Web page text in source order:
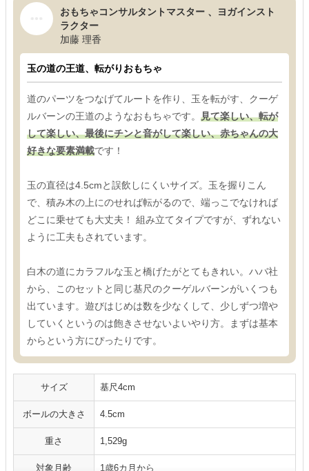
おもちゃコンサルタントマスター 、ヨガインスト
ラクター
加藤 理香
玉の道の王道、転がりおもちゃ
道のパーツをつなげてルートを作り、玉を転がす、クーゲ
ルバーンの王道のようなおもちゃです。 見て楽しい、転が
して楽しい、最後にチンと音がして楽しい、赤ちゃんの大
好きな要素満載です！
玉の直径は4.5cmと誤飲しにくいサイズ。玉を握りこん
で、積み木の上にのせれば転がるので、端っこでなければ
どこに乗せても大丈夫！ 組み立てタイプですが、ずれない
ように工夫もされています。
白木の道にカラフルな玉と橋げたがとてもきれい。ハバ社
から、このセットと同じ基尺のクーゲルバーンがいくつも
出ています。遊びはじめは数を少なくして、少しずつ増や
していくというのは飽きさせないよいやり方。まずは基本
からという方にぴったりです。
サイズ 基尺4cm
ボールの大きさ 4.5cm
重さ 1,529g
対象月齢 1歳6カ月から